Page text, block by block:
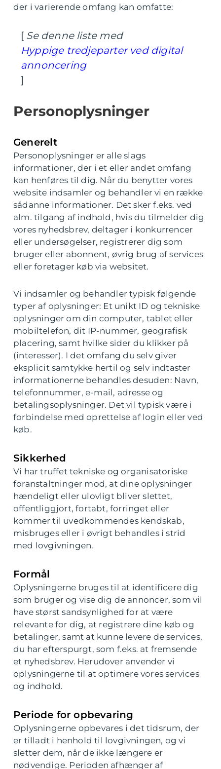
der i varierende omfang kan omfatte:
[ Se denne liste med
Hyppige tredjeparter ved digital
annoncering
]
Personoplysninger
Generelt
Personoplysninger er alle slags
informationer, der i et eller andet omfang
kan henføres til dig. Når du benytter vores
website indsamler og behandler vi en række
sådanne informationer. Det sker f.eks. ved
alm. tilgang af indhold, hvis du tilmelder dig
vores nyhedsbrev, deltager i konkurrencer
eller undersøgelser, registrerer dig som
bruger eller abonnent, øvrig brug af services
eller foretager køb via websitet.
Vi indsamler og behandler typisk følgende
typer af oplysninger: Et unikt ID og tekniske
oplysninger om din computer, tablet eller
mobiltelefon, dit IP-nummer, geografisk
placering, samt hvilke sider du klikker på
(interesser). I det omfang du selv giver
eksplicit samtykke hertil og selv indtaster
informationerne behandles desuden: Navn,
telefonnummer, e-mail, adresse og
betalingsoplysninger. Det vil typisk være i
forbindelse med oprettelse af login eller ved
køb.
Sikkerhed
Vi har truffet tekniske og organisatoriske
foranstaltninger mod, at dine oplysninger
hændeligt eller ulovligt bliver slettet,
offentliggjort, fortabt, forringet eller
kommer til uvedkommendes kendskab,
misbruges eller i øvrigt behandles i strid
med lovgivningen.
Formål
Oplysningerne bruges til at identificere dig
som bruger og vise dig de annoncer, som vil
have størst sandsynlighed for at være
relevante for dig, at registrere dine køb og
betalinger, samt at kunne levere de services,
du har efterspurgt, som f.eks. at fremsende
et nyhedsbrev. Herudover anvender vi
oplysningerne til at optimere vores services
og indhold.
Periode for opbevaring
Oplysningerne opbevares i det tidsrum, der
er tilladt i henhold til lovgivningen, og vi
sletter dem, når de ikke længere er
nødvendige. Perioden afhænger af